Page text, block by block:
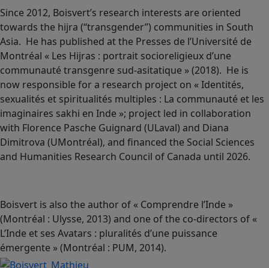
Since 2012, Boisvert’s research interests are oriented
towards the hijra (“transgender”) communities in South
Asia. He has published at the Presses de l’Université de
Montréal « Les Hijras : portrait socioreligieux d’une
communauté transgenre sud-asitatique » (2018). He is
now responsible for a research project on « Identités,
sexualités et spiritualités multiples : La communauté et les
imaginaires sakhi en Inde »; project led in collaboration
with Florence Pasche Guignard (ULaval) and Diana
Dimitrova (UMontréal), and financed the Social Sciences
and Humanities Research Council of Canada until 2026.
Boisvert is also the author of « Comprendre l’Inde »
(Montréal : Ulysse, 2013) and one of the co-directors of «
L’Inde et ses Avatars : pluralités d’une puissance
émergente » (Montréal : PUM, 2014).